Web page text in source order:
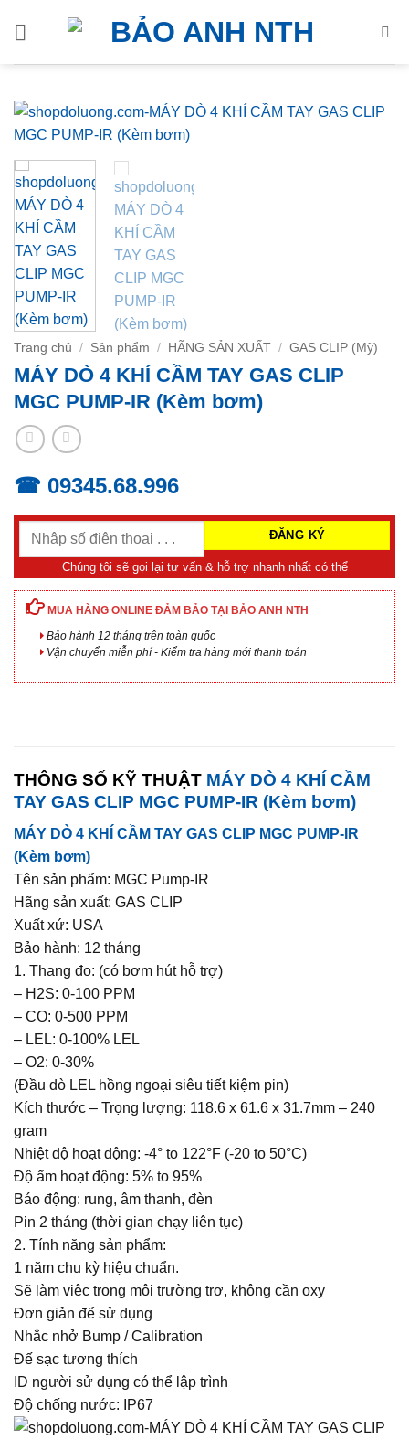
Trang chủ / Sản phẩm / HÃNG SẢN XUẤT / GAS CLIP (Mỹ)
MÁY DÒ 4 KHÍ CẦM TAY GAS CLIP
MGC PUMP-IR (Kèm bơm)
☎ 09345.68.996
Chúng tôi sẽ gọi lại tư vấn & hỗ trợ nhanh nhất có thể
MUA HÀNG ONLINE ĐẢM BẢO TẠI BẢO ANH NTH
Bảo hành 12 tháng trên toàn quốc
Vận chuyển miễn phí - Kiểm tra hàng mới thanh toán
THÔNG SỐ KỸ THUẬT MÁY DÒ 4 KHÍ CẦM
TAY GAS CLIP MGC PUMP-IR (Kèm bơm)
MÁY DÒ 4 KHÍ CẦM TAY GAS CLIP MGC PUMP-IR
(Kèm bơm)
Tên sản phẩm: MGC Pump-IR
Hãng sản xuất: GAS CLIP
Xuất xứ: USA
Bảo hành: 12 tháng
1. Thang đo: (có bơm hút hỗ trợ)
– H2S: 0-100 PPM
– CO: 0-500 PPM
– LEL: 0-100% LEL
– O2: 0-30%
(Đầu dò LEL hồng ngoại siêu tiết kiệm pin)
Kích thước – Trọng lượng: 118.6 x 61.6 x 31.7mm – 240
gram
Nhiệt độ hoạt động: -4° to 122°F (-20 to 50°C)
Độ ẩm hoạt động: 5% to 95%
Báo động: rung, âm thanh, đèn
Pin 2 tháng (thời gian chạy liên tục)
2. Tính năng sản phẩm:
1 năm chu kỳ hiệu chuẩn.
Sẽ làm việc trong môi trường trơ, không cần oxy
Đơn giản để sử dụng
Nhắc nhở Bump / Calibration
Đế sạc tương thích
ID người sử dụng có thể lập trình
Độ chống nước: IP67